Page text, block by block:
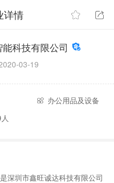
详情
科技有限公司
03-19
办公用品及设备
深圳市鑫旺诚达科技有限公司